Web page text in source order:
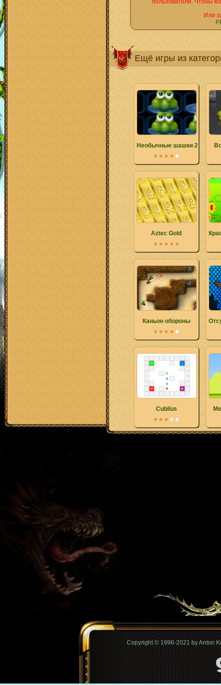
пользователи. Чтобы
Или
Ещё игры из
Необычные шашки 2
Aztec Gold
Каньон обороны
Cubilus
Copyright © 1996-2021 by Anton